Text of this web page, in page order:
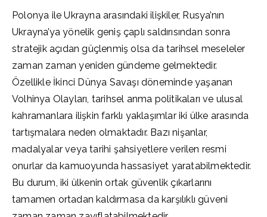
Polonya ile Ukrayna arasındaki ilişkiler, Rusya’nın
Ukrayna’ya yönelik geniş çaplı saldırısından sonra
stratejik açıdan güçlenmiş olsa da tarihsel meseleler
zaman zaman yeniden gündeme gelmektedir.
Özellikle İkinci Dünya Savaşı döneminde yaşanan
Volhinya Olayları, tarihsel anma politikaları ve ulusal
kahramanlara ilişkin farklı yaklaşımlar iki ülke arasında
tartışmalara neden olmaktadır. Bazı nişanlar,
madalyalar veya tarihi şahsiyetlere verilen resmi
onurlar da kamuoyunda hassasiyet yaratabilmektedir.
Bu durum, iki ülkenin ortak güvenlik çıkarlarını
tamamen ortadan kaldırmasa da karşılıklı güveni